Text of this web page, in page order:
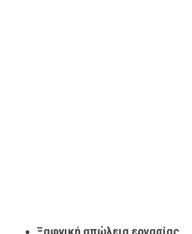
Ξαφνική απώλεια εργασίας